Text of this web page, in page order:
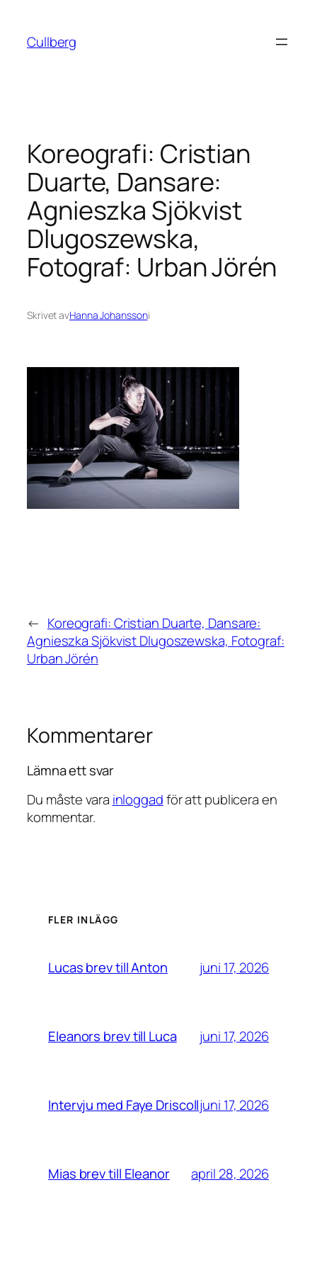
innehåll
Cullberg
Koreografi: Cristian
Duarte, Dansare:
Agnieszka Sjökvist
Dlugoszewska,
Fotograf: Urban Jörén
Skrivet avHanna Johanssoni
← Koreografi: Cristian Duarte, Dansare:
Agnieszka Sjökvist Dlugoszewska, Fotograf:
Urban Jörén
Kommentarer
Lämna ett svar
Du måste vara inloggadför att publicera en
kommentar.
FLER INLÄGG
Lucas brev till Anton juni 17, 2026
Eleanors brev till Luca juni 17, 2026
Intervju med Faye Driscolljuni 17, 2026
Mias brev till Eleanor april 28, 2026